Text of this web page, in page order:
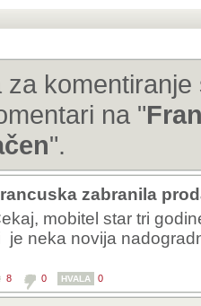
za
na "
".
zabranila
mobitel star tri
je neka novija
8 0 HVALA 0